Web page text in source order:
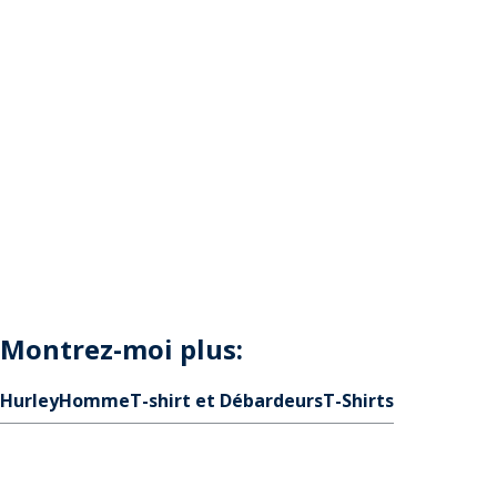
Montrez-moi plus:
HurleyHommeT-shirt et DébardeursT-Shirts